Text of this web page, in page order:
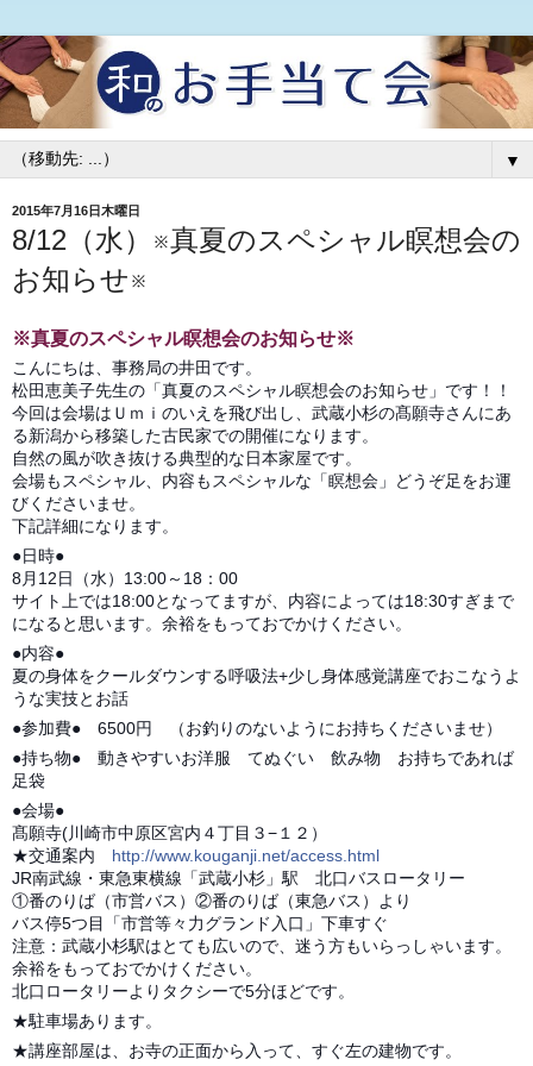
▼
2015年7月16日木曜日
8/12（水）※真夏のスペシャル瞑想会の
お知らせ※
※真夏のスペシャル瞑想会のお知らせ※
こんにちは、事務局の井田です。
松田恵美子先生の「真夏のスペシャル瞑想会のお知らせ」です！！
今回は会場はＵｍｉのいえを飛び出し、武蔵小杉の髙願寺さんにあ
る新潟から移築した古民家での開催になります。
自然の風が吹き抜ける典型的な日本家屋です。
会場もスペシャル、内容もスペシャルな「瞑想会」どうぞ足をお運
びくださいませ。
下記詳細になります。
●日時●
8月12日（水）13:00～18：00
サイト上では18:00となってますが、内容によっては18:30すぎまで
になると思います。余裕をもっておでかけください。
●内容●
夏の身体をクールダウンする呼吸法+少し身体感覚講座でおこなうよ
うな実技とお話
●参加費● 6500円 （お釣りのないようにお持ちくださいませ）
●持ち物● 動きやすいお洋服 てぬぐい 飲み物 お持ちであれば
足袋
●会場●
髙願寺(川崎市中原区宮内４丁目３−１２）
★交通案内 http://www.kouganji.net/access.html
JR南武線・東急東横線「武蔵小杉」駅 北口バスロータリー
①番のりば（市営バス）②番のりば（東急バス）より
バス停5つ目「市営等々力グランド入口」下車すぐ
注意：武蔵小杉駅はとても広いので、迷う方もいらっしゃいます。
余裕をもっておでかけください。
北口ロータリーよりタクシーで5分ほどです。
★駐車場あります。
★講座部屋は、お寺の正面から入って、すぐ左の建物です。